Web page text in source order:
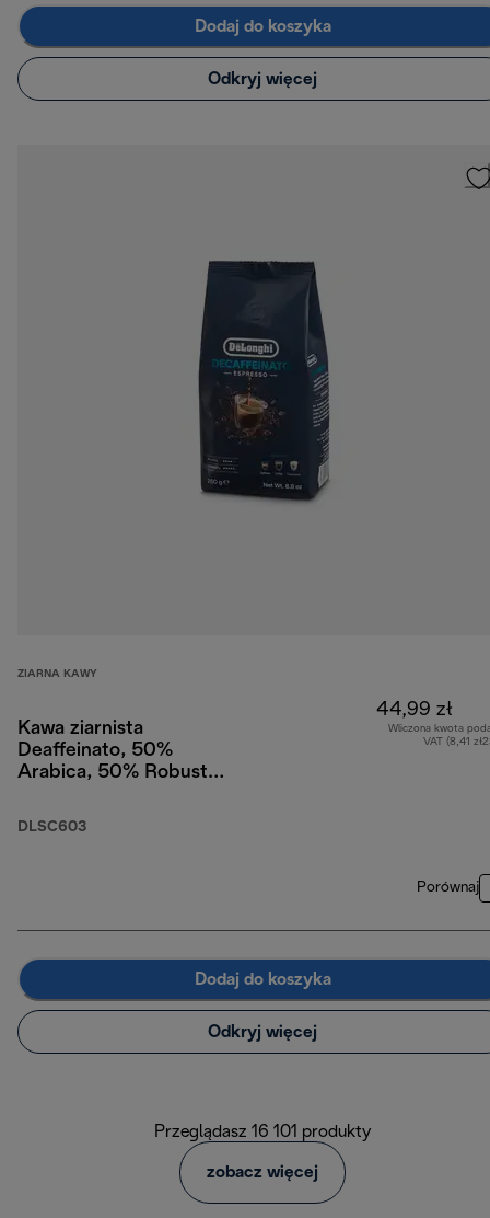
Dodaj do koszyka
Odkryj więcej
ZIARNA KAWY
Kawa ziarnista
Deaffeinato, 50%
Arabica, 50% Robusta,
DLSC603
44,99 zł
Wliczona kwota
VAT (8,41
Porównaj
Dodaj do koszyka
Odkryj więcej
Przeglądasz 16 101 produkty
zobacz więcej